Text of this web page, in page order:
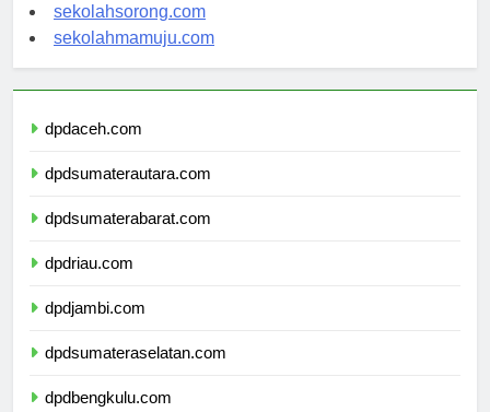
sekolahindonesia.org
sekolahsorong.com